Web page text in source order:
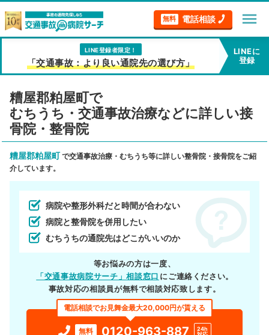
無料 電話相談 menu
LINE登録者限定！
「交通事故：より良い通院先の選び方」
LINEに
登録
糟屋郡粕屋町で
むちうち・交通事故治療などに詳しい接
骨院・整骨院
糟屋郡粕屋町で交通事故治療・むちうち等に詳しい整骨院・接骨院をご紹
介しています。
病院や整形外科だと時間が合わない
病院と整骨院を併用したい
むちうちの通院先はどこがいいのか
等お悩みの方は一度、
「交通事故病院サーチ」相談窓口 にご連絡ください。
事故対応の相談員が無料で相談対応致します。
電話相談でお見舞金最大20,000円が貰える
無料 0120-963-887
24h